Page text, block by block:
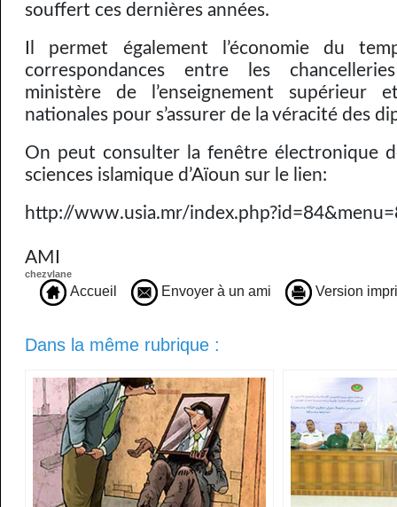
souffert ces dernières années.
Il permet également l’économie du
correspondances entre les
ministère de l’enseignement supérieur
nationales pour s’assurer de la véracité des
On peut consulter la fenêtre électronique
sciences islamique d’Aïoun sur le lien:
http://www.usia.mr/
AMI
chezvlane
Accueil Envoyer à un ami Version
Dans la même rubrique :